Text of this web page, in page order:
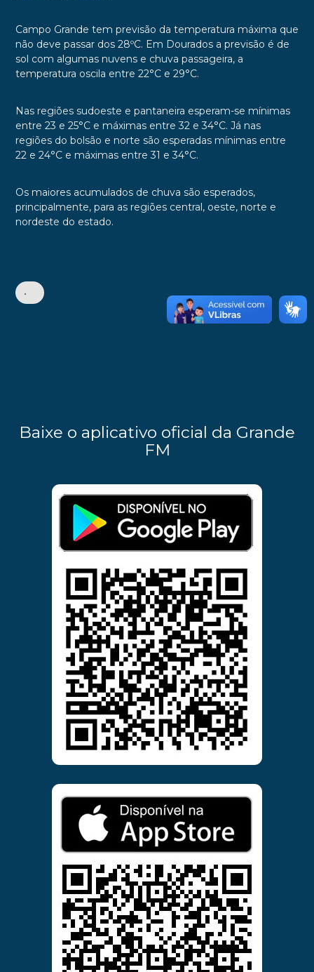
Campo Grande tem previsão da temperatura máxima que
não deve passar dos 28ºC. Em Dourados a previsão é de
sol com algumas nuvens e chuva passageira, a
temperatura oscila entre 22°Ce 29°C.
Nas regiões sudoeste e pantaneira esperam-se mínimas
entre 23 e 25°C e máximas entre 32 e 34°C. Já nas
regiões do bolsão e norte são esperadas mínimas entre
22 e 24°C e máximas entre 31 e 34°C.
Os maiores acumulados de chuva são esperados,
principalmente, para as regiões central, oeste, norte e
nordeste do estado.
•
Baixe o aplicativo oficial da Grande
FM